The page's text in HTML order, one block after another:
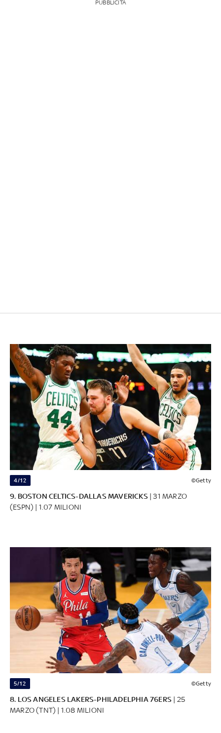
PUBBLICITÀ
4/12 ©Getty
9. BOSTON CELTICS-DALLAS MAVERICKS | 31 MARZO
(ESPN) | 1.07 MILIONI
5/12 ©Getty
8. LOS ANGELES LAKERS-PHILADELPHIA 76ERS | 25
MARZO (TNT) | 1.08 MILIONI